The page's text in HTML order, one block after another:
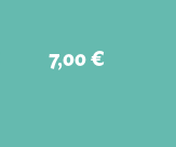
7,00 €